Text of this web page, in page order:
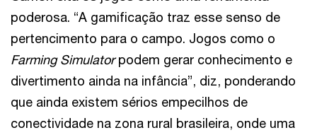
poderosa. “A gamificação traz esse senso de
pertencimento para o campo. Jogos como o
Farming Simulatorpodem gerar conhecimento e
divertimento ainda na infância”, diz, ponderando
que ainda existem sérios empecilhos de
conectividade na zona rural brasileira, onde uma